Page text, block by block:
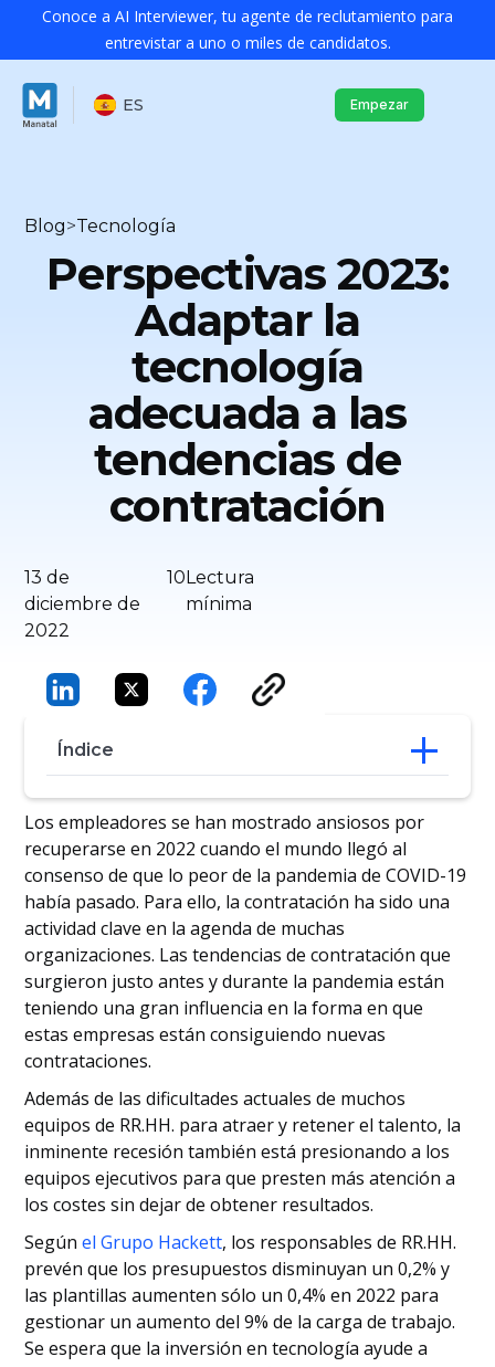
Conoce a AI Interviewer, tu agente de reclutamiento para
entrevistar a uno o miles de candidatos.
ES Empezar
Blog>Tecnología
Perspectivas 2023:
Adaptar la
tecnología
adecuada a las
tendencias de
contratación
13 de
diciembre de
2022
10Lectura
mínima
Índice
Tendencia 1 - La normalización de los
equipos remotos
Tendencia 2 - Diversidad, Igualdad e
Inclusión como parte de la Propuesta de
Valor para el Empleado (EVP)
Tendencia 3 - Diversificación de las
fuentes de contratación
Tendencia 4 - Contratación por
competencias
Los empleadores se han mostrado ansiosos por
recuperarse en 2022 cuando el mundo llegó al
consenso de que lo peor de la pandemia de COVID-19
había pasado. Para ello, la contratación ha sido una
actividad clave en la agenda de muchas
organizaciones. Las tendencias de contratación que
surgieron justo antes y durante la pandemia están
teniendo una gran influencia en la forma en que
estas empresas están consiguiendo nuevas
contrataciones.
Además de las dificultades actuales de muchos
equipos de RR.HH. para atraer y retener el talento, la
inminente recesión también está presionando a los
equipos ejecutivos para que presten más atención a
los costes sin dejar de obtener resultados.
Según el Grupo Hackett, los responsables de RR.HH.
prevén que los presupuestos disminuyan un 0,2% y
las plantillas aumenten sólo un 0,4% en 2022 para
gestionar un aumento del 9% de la carga de trabajo.
Se espera que la inversión en tecnología ayude a